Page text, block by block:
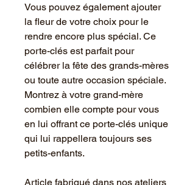
Vous pouvez également ajouter
la fleur de votre choix pour le
rendre encore plus spécial. Ce
porte-clés est parfait pour
célébrer la fête des grands-mères
ou toute autre occasion spéciale.
Montrez à votre grand-mère
combien elle compte pour vous
en lui offrant ce porte-clés unique
qui lui rappellera toujours ses
petits-enfants.
Article fabriqué dans nos ateliers